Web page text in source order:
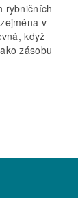
rybničních
v
když
zásobu